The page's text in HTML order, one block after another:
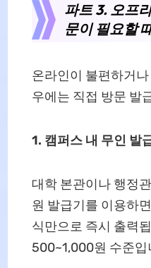
파트 3. 오프
문이 필요할
온라인이 불편하거
우에는 직접 방문 발
1. 캠퍼스 내 무인 발
대학 본관이나 행정
원 발급기를 이용하
식만으로 즉시 출력
500~1,000원 수준입